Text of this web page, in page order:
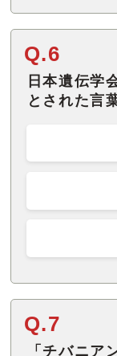
Q.6
日本遺伝学
とされた言
Q.7
「チバニア